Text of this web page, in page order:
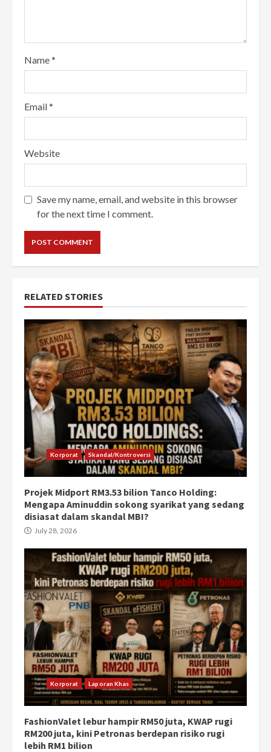
Name*
Email*
Website
Save my name, email, and website in this browser
for the next time I comment.
RELATED STORIES
Korporat Skandal/Kontroversi
Projek Midport RM3.53 bilion Tanco Holding:
Mengapa Aminuddin sokong syarikat yang sedang
disiasat dalam skandal MBI?
July 28, 2026
Korporat Laporan Khas
FashionValet lebur hampir RM50 juta, KWAP rugi
RM200 juta, kini Petronas berdepan risiko rugi
lebih RM1 bilion